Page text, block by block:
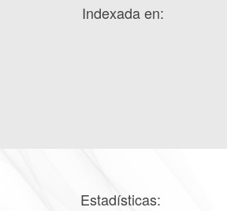
Indexada en:
Estadísticas: